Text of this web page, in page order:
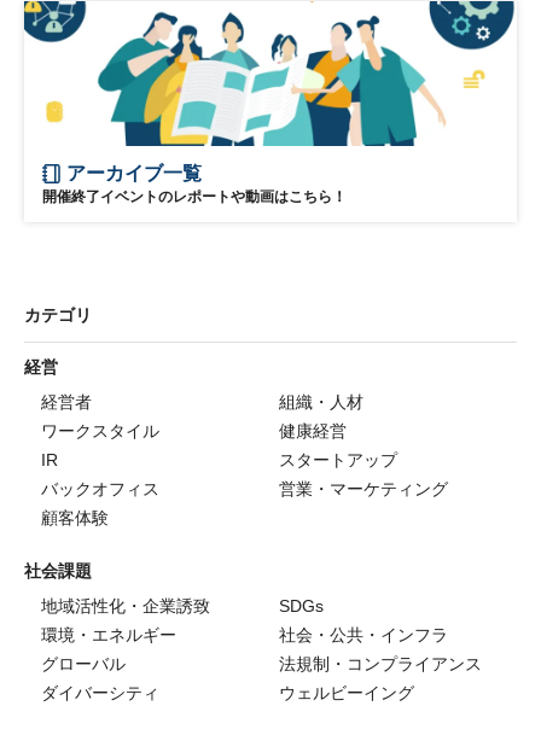
アーカイブ一覧
開催終了イベントのレポートや動画はこちら！
カテゴリ
経営
経営者
組織・人材
ワークスタイル
健康経営
IR
スタートアップ
バックオフィス
営業・マーケティング
顧客体験
社会課題
地域活性化・企業誘致
SDGs
環境・エネルギー
社会・公共・インフラ
グローバル
法規制・コンプライアンス
ダイバーシティ
ウェルビーイング